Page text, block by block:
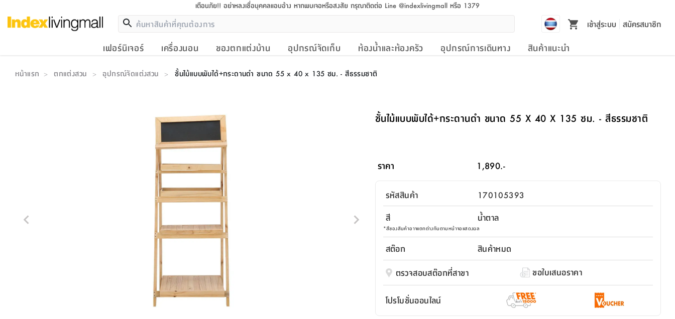
เตือนภัย!! อย่าหลงเชื่อบุคคลแอบอ้าง หากพบเจอหรือสงสัย กรุณาติดต่อ Line @indexlivingmall หรือ 1379
เข้าสู่ระบบ สมัครสมาชิก
เฟอร์นิเจอร์ เครื่องนอน ของตกแต่งบ้าน อุปกรณ์จัดเก็บ ห้องน้ำและห้องครัว อุปกรณ์การเดินทาง สินค้าแนะนำ
หน้าแรก > ตกแต่งสวน > อุปกรณ์จัดแต่งสวน > ชั้นไม้แบบพับได้+กระดานดำ ขนาด 55 x 40 x 135 ซม. - สีธรรมชาติ
ชั้นไม้แบบพับได้+กระดานดำ ขนาด 55 X 40 X 135 ซม. - สีธรรมชาติ
ราคา 1,890.-
รหัสสินค้า
170105393
สี
น้ำตาล
*สีของสินค้าอาจแตกต่างกันตามหน้าจอแสดงผล
สต๊อก
สินค้าหมด
ตรวจสอบสต๊อกที่สาขา
ขอใบเสนอราคา
โปรโมชั่นออนไลน์